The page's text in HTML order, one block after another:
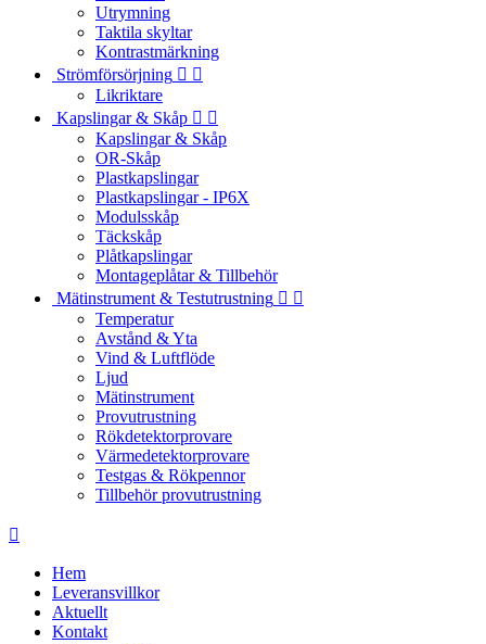
Utrymning
Taktila skyltar
Kontrastmärkning
Strömförsörjning  
Likriktare
Kapslingar & Skåp  
Kapslingar & Skåp
OR-Skåp
Plastkapslingar
Plastkapslingar - IP6X
Modulsskåp
Täckskåp
Plåtkapslingar
Montageplåtar & Tillbehör
Mätinstrument & Testutrustning  
Temperatur
Avstånd & Yta
Vind & Luftflöde
Ljud
Mätinstrument
Provutrustning
Rökdetektorprovare
Värmedetektorprovare
Testgas & Rökpennor
Tillbehör provutrustning

Hem
Leveransvillkor
Aktuellt
Kontakt